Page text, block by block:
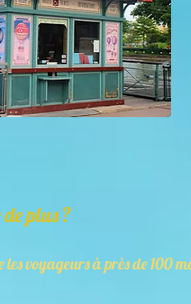
de plus ?
les voyageurs à près de 100